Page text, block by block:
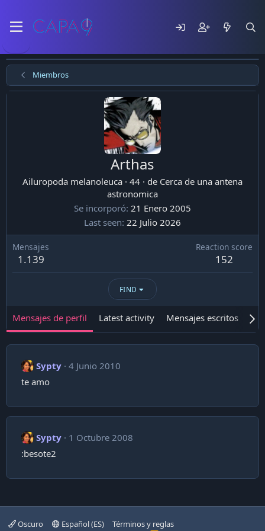
Miembros
Arthas
Ailuropoda melanoleuca · 44 · de Cerca de una antena
astronomica
Se incorporó 21 Enero 2005
Last seen 22 Julio 2026
Mensajes
1.139
Reaction score
152
FIND
Mensajes de perfil Latest activity Mensajes escritos
Sypty 4 Junio 2010
te amo
Sypty
1 Octubre 2008
:besote2
Oscuro Español (ES)
Términos y reglas